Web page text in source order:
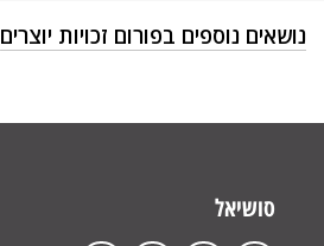
נושאים נוספים בפורום זכויות יוצרים
סושיאל